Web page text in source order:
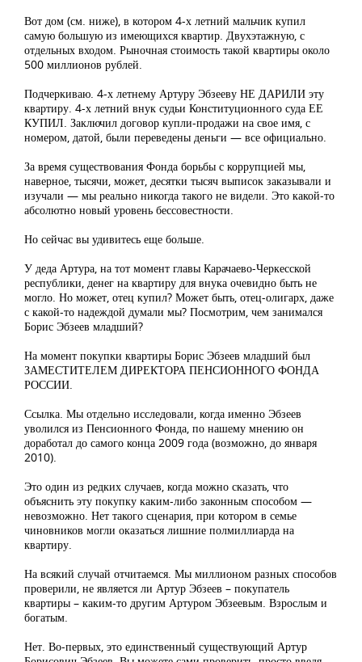
Вот дом (см. ниже), в котором 4-х летний мальчик купил
самую большую из имеющихся квартир. Двухэтажную, с
отдельных входом. Рыночная стоимость такой квартиры около
500 миллионов рублей.
Подчеркиваю. 4-х летнему Артуру Эбзееву НЕ ДАРИЛИ эту
квартиру. 4-х летний внук судьи Конституционного суда ЕЕ
КУПИЛ. Заключил договор купли-продажи на свое имя, с
номером, датой, были переведены деньги — все официально.
За время существования Фонда борьбы с коррупцией мы,
наверное, тысячи, может, десятки тысяч выписок заказывали и
изучали — мы реально никогда такого не видели. Это какой-то
абсолютно новый уровень бессовестности.
Но сейчас вы удивитесь еще больше.
У деда Артура, на тот момент главы Карачаево-Черкесской
республики, денег на квартиру для внука очевидно быть не
могло. Но может, отец купил? Может быть, отец-олигарх, даже
с какой-то надеждой думали мы? Посмотрим, чем занимался
Борис Эбзеев младший?
На момент покупки квартиры Борис Эбзеев младший был
ЗАМЕСТИТЕЛЕМ ДИРЕКТОРА ПЕНСИОННОГО ФОНДА
РОССИИ.
Ссылка. Мы отдельно исследовали, когда именно Эбзеев
уволился из Пенсионного Фонда, по нашему мнению он
доработал до самого конца 2009 года (возможно, до января
2010).
Это один из редких случаев, когда можно сказать, что
объяснить эту покупку каким-либо законным способом —
невозможно. Нет такого сценария, при котором в семье
чиновников могли оказаться лишние полмиллиарда на
квартиру.
На всякий случай отчитаемся. Мы миллионом разных способов
проверили, не является ли Артур Эбзеев – покупатель
квартиры – каким-то другим Артуром Эбзеевым. Взрослым и
богатым.
Нет. Во-первых, это единственный существующий Артур